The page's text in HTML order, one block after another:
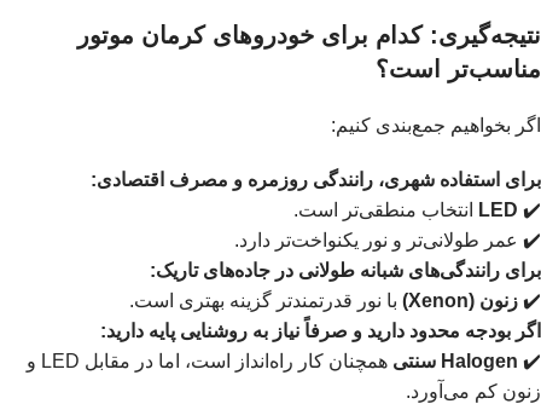
نتیجه‌گیری: کدام برای خودروهای کرمان موتور
مناسب‌تر است؟
اگر بخواهیم جمع‌بندی کنیم:
برای استفاده شهری، رانندگی روزمره و مصرف اقتصادی:
✔️
LED
انتخاب منطقی‌تر است.
✔️ عمر طولانی‌تر و نور یکنواخت‌تر دارد.
برای رانندگی‌های شبانه طولانی در جاده‌های تاریک:
✔️ زنون (Xenon)
با نور قدرتمندتر گزینه بهتری است.
اگر بودجه محدود دارید و صرفاً نیاز به روشنایی پایه دارید:
✔️ Halogen سنتی
همچنان کار راه‌انداز است، اما در مقابل LED و
زنون کم می‌آورد.